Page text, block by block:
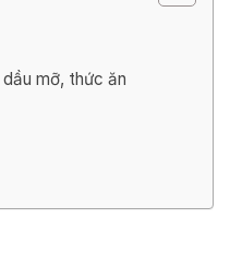
mỡ, thức ăn